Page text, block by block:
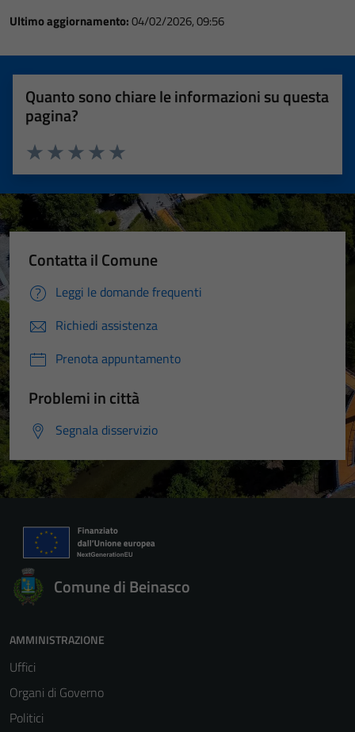
Ultimo aggiornamento:04/02/2026, 09:56
Quanto sono chiare le informazioni su questa
pagina?
Valuta 5 stelle su 5
Valuta 4 stelle su 5
Valuta 3 stelle su 5
Valuta 2 stelle su 5
Valuta 1 stelle su 5
Contatta il Comune
Leggi le domande frequenti
Richiedi assistenza
Prenota appuntamento
Problemi in città
Segnala disservizio
Comune di Beinasco
AMMINISTRAZIONE
Uffici
Organi di Governo
Politici